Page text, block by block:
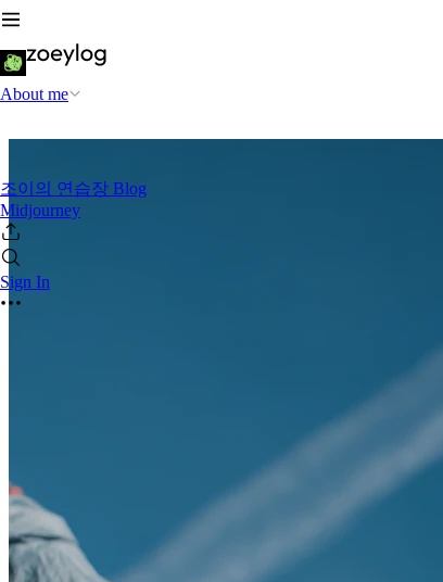
About me
조이의 연습장 Blog
Midjourney
Sign In